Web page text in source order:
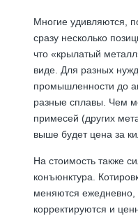
Многие удивляются,
сразу несколько
что «крылатый
виде. Для разных
промышленности до
разные сплавы. Чем
примесей (других
выше будет цена за
На стоимость также
конъюнктура.
меняются ежедневно,
корректируются и